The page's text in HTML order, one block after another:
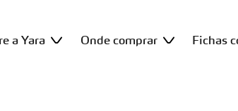
a Yara Onde comprar Fichas